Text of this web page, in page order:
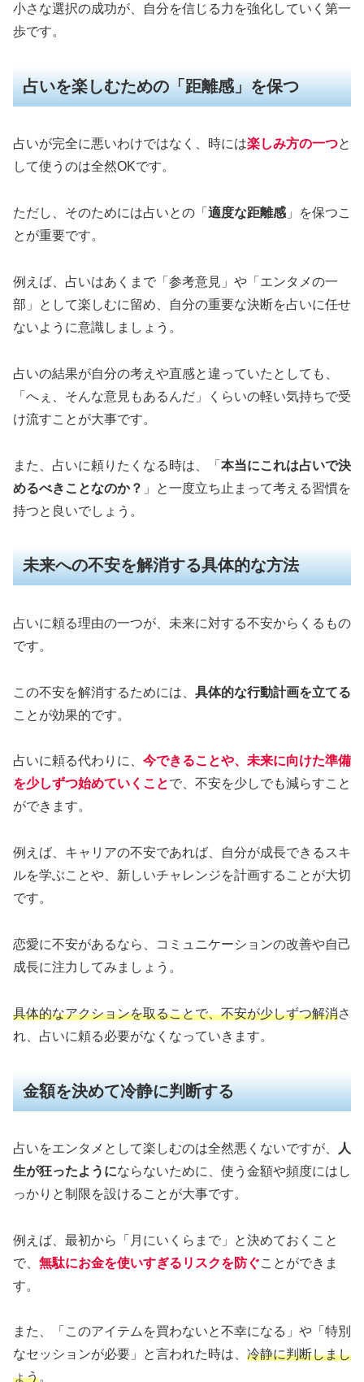
小さな選択の成功が、自分を信じる力を強化していく第一
歩です。
占いを楽しむための「距離感」を保つ
占いが完全に悪いわけではなく、時には楽しみ方の一つと
して使うのは全然OKです。
ただし、そのためには占いとの「 適度な距離感 」を保つこ
とが重要です。
例えば、占いはあくまで「参考意見」や「エンタメの一
部」として楽しむに留め、自分の重要な決断を占いに任せ
ないように意識しましょう。
占いの結果が自分の考えや直感と違っていたとしても、
「へぇ、そんな意見もあるんだ」くらいの軽い気持ちで受
け流すことが大事です。
また、占いに頼りたくなる時は、「 本当にこれは占いで決
めるべきことなのか？ 」と一度立ち止まって考える習慣を
持つと良いでしょう。
未来への不安を解消する具体的な方法
占いに頼る理由の一つが、未来に対する不安からくるもの
です。
この不安を解消するためには、 具体的な行動計画を立てる
ことが効果的です。
占いに頼る代わりに、 今できることや、未来に向けた準備
を少しずつ始めていくことで、不安を少しでも減らすこと
ができます。
例えば、キャリアの不安であれば、自分が成長できるスキ
ルを学ぶことや、新しいチャレンジを計画することが大切
です。
恋愛に不安があるなら、コミュニケーションの改善や自己
成長に注力してみましょう。
具体的なアクションを取ることで、不安が少しずつ解消さ
れ、占いに頼る必要がなくなっていきます。
金額を決めて冷静に判断する
占いをエンタメとして楽しむのは全然悪くないですが、
人
生が狂ったようにならないために、使う金額や頻度にはし
っかりと制限を設けることが大事です。
例えば、最初から「月にいくらまで」と決めておくこと
で、 無駄にお金を使いすぎるリスクを防ぐことができま
す。
また、「このアイテムを買わないと不幸になる」や「特別
なセッションが必要」と言われた時は、 冷静に判断しまし
ょう。